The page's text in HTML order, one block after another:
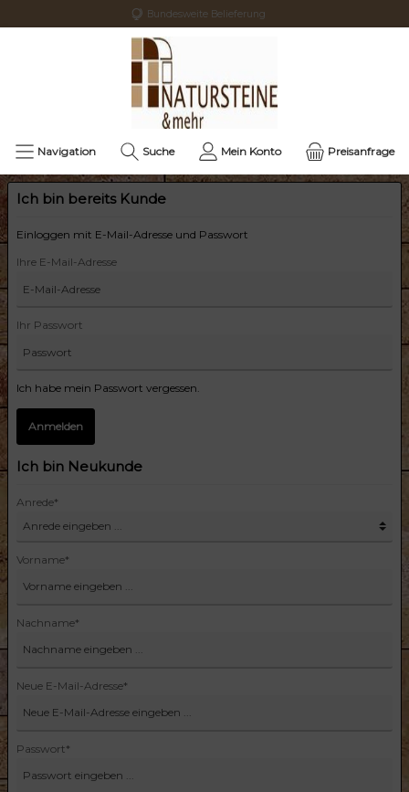
Bundesweite Belieferung
Navigation Suche Mein Konto Preisanfrage
Ich bin bereits Kunde
Einloggen mit E-Mail-Adresse und Passwort
Ihre E-Mail-Adresse
Ihr Passwort
Ich habe mein Passwort vergessen.
Anmelden
Ich bin Neukunde
Anrede*
Vorname*
Nachname*
Neue E-Mail-Adresse*
Passwort*